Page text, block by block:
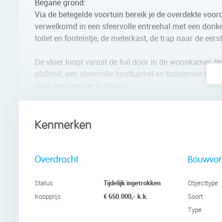
Begane grond:
Via de betegelde voortuin bereik je de overdekte
verwelkomd in een sfeervolle entreehal met een
toilet en fonteintje, de meterkast, de trap naar de
De vloer loopt vanuit de hal door in de woonkamer.
plafond, een sfeervolle houtkachel en bakstenen
kastenwand. Het keukenblok is afgewerkt met witte
Deze verdieping beschikt over drie slaapkamers,
van een prettige lichtinval. De twee kamers aan de
voor een gezellig zitje. Vanaf hier geniet je van een
Kenmerken
Overdracht
Status Tijdelijk ingetrokken
Koopprijs € 650.000,- k.k.
Objecttype
Soort
Type